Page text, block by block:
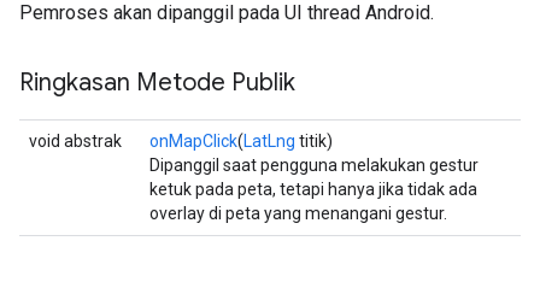
Pemroses akan dipanggil pada UI thread Android.
Ringkasan Metode Publik
void abstrak onMapClick(LatLng titik)
Dipanggil saat pengguna melakukan gestur
ketuk pada peta, tetapi hanya jika tidak ada
overlay di peta yang menangani gestur.